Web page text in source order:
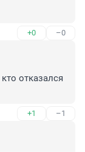
+0 –0
отказался
+1 –1